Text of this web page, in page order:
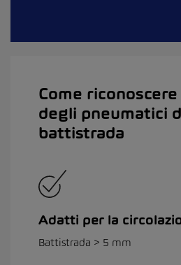
Come
degli pneumatici
battistrada
Adatti per la
Battistrada > 5 mm